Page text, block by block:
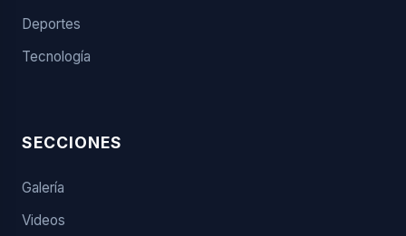
Deportes
Tecnología
SECCIONES
Galería
Videos